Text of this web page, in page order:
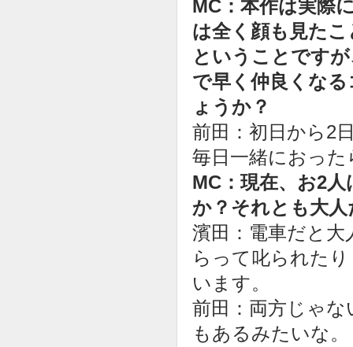
MC：本作は実際
は全く顔も見た
ということです
で早く仲良くな
ょうか？
前田：初日から2
毎日一緒におっ
MC：現在、お2
か？それとも大
濱田：電車だと
らって叱られた
います。
前田：両方じゃ
もあるみたいな。